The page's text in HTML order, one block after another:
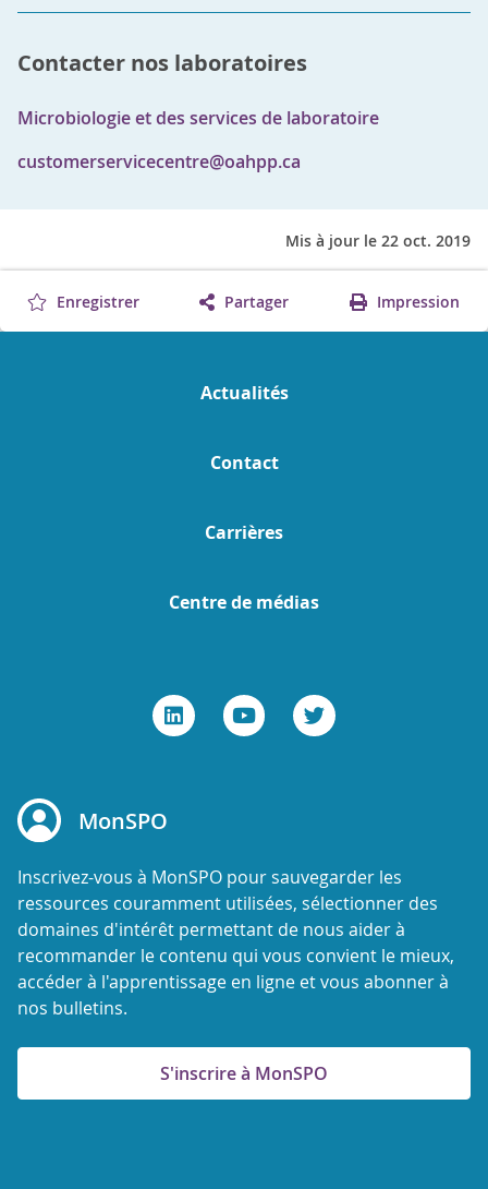
Contacter nos laboratoires
Microbiologie et des services de laboratoire
customerservicecentre@oahpp.ca
Mis à jour le 22 oct. 2019
Enregistrer Partager Impression
Actualités
Contact
Carrières
Centre de médias
MonSPO
Inscrivez-vous à MonSPO pour sauvegarder les
ressources couramment utilisées, sélectionner des
domaines d'intérêt permettant de nous aider à
recommander le contenu qui vous convient le mieux,
accéder à l'apprentissage en ligne et vous abonner à
nos bulletins.
S'inscrire à MonSPO